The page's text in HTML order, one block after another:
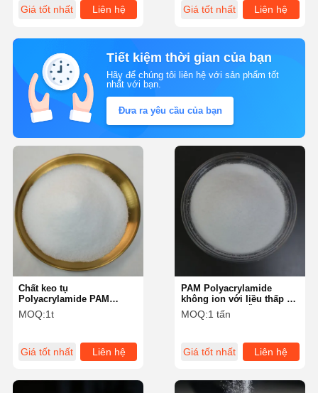
Giá tốt nhất Liên hệ Giá tốt nhất Liên hệ
Tiết kiệm thời gian của bạn
Hãy để chúng tôi liên hệ với sản phẩm tốt
nhất với bạn.
Đưa ra yêu cầu của bạn
PAM Polyacrylamide
không ion với liều thấp và
không có ô nhiễm thứ cấp
MOQ:1 tấn
Giá tốt nhất Liên hệ
Chất keo tụ
Polyacrylamide PAM
không ion 89% hàm lượng
chất rắn
MOQ:1t
Giá tốt nhất Liên hệ